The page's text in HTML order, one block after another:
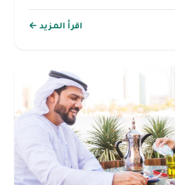
اقرأ المزيد ←